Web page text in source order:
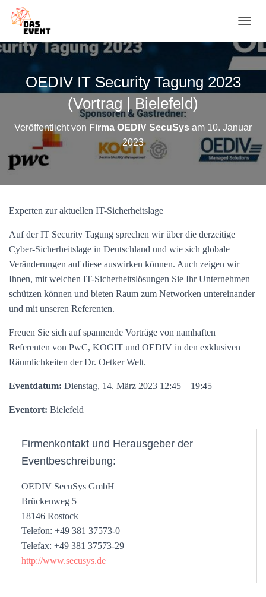
A
V
N
U
M
H
OEDIV IT Security Tagung 2023
(Vortrag | Bielefeld)
Veröffentlicht von Firma OEDIV SecuSys am 10. Januar
2023
Experten zur aktuellen IT-Sicherheitslage
Auf der IT Security Tagung sprechen wir über die derzeitige
Cyber-Sicherheitslage in Deutschland und wie sich globale
Veränderungen auf diese auswirken können. Auch zeigen wir
Ihnen, mit welchen IT-Sicherheitslösungen Sie Ihr Unternehmen
schützen können und bieten Raum zum Networken untereinander
und mit unseren Referenten.
Freuen Sie sich auf spannende Vorträge von namhaften
Referenten von PwC, KOGIT und OEDIV in den exklusiven
Räumlichkeiten der Dr. Oetker Welt.
Eventdatum: Dienstag, 14. März 2023 12:45 – 19:45
Eventort: Bielefeld
Firmenkontakt und Herausgeber der
Eventbeschreibung:
OEDIV SecuSys GmbH
Brückenweg 5
18146 Rostock
Telefon: +49 381 37573-0
Telefax: +49 381 37573-29
http://www.secusys.de